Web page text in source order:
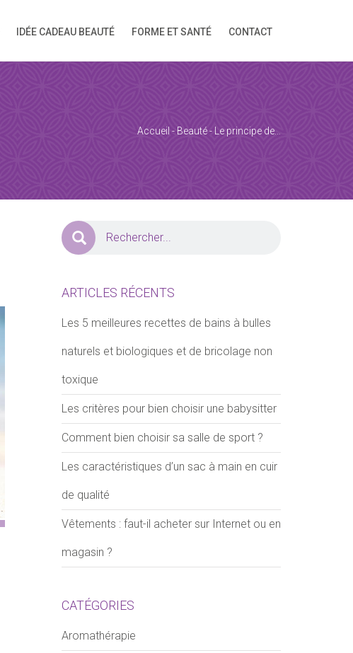
IDÉE CADEAU BEAUTÉ FORME ET SANTÉ CONTACT
Accueil - Beauté- Le principe de…
ARTICLES RÉCENTS
Les 5 meilleures recettes de bains à bulles
naturels et biologiques et de bricolage non
toxique
Les critères pour bien choisir une babysitter
Comment bien choisir sa salle de sport ?
Les caractéristiques d’un sac à main en cuir
de qualité
Vêtements : faut-il acheter sur Internet ou en
magasin ?
CATÉGORIES
Aromathérapie